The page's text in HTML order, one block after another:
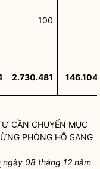
100
2.730.481 146.104
CẦN CHUYỂN MỤC
PHÒNG HỘ SANG
ngày 08 tháng 12 năm